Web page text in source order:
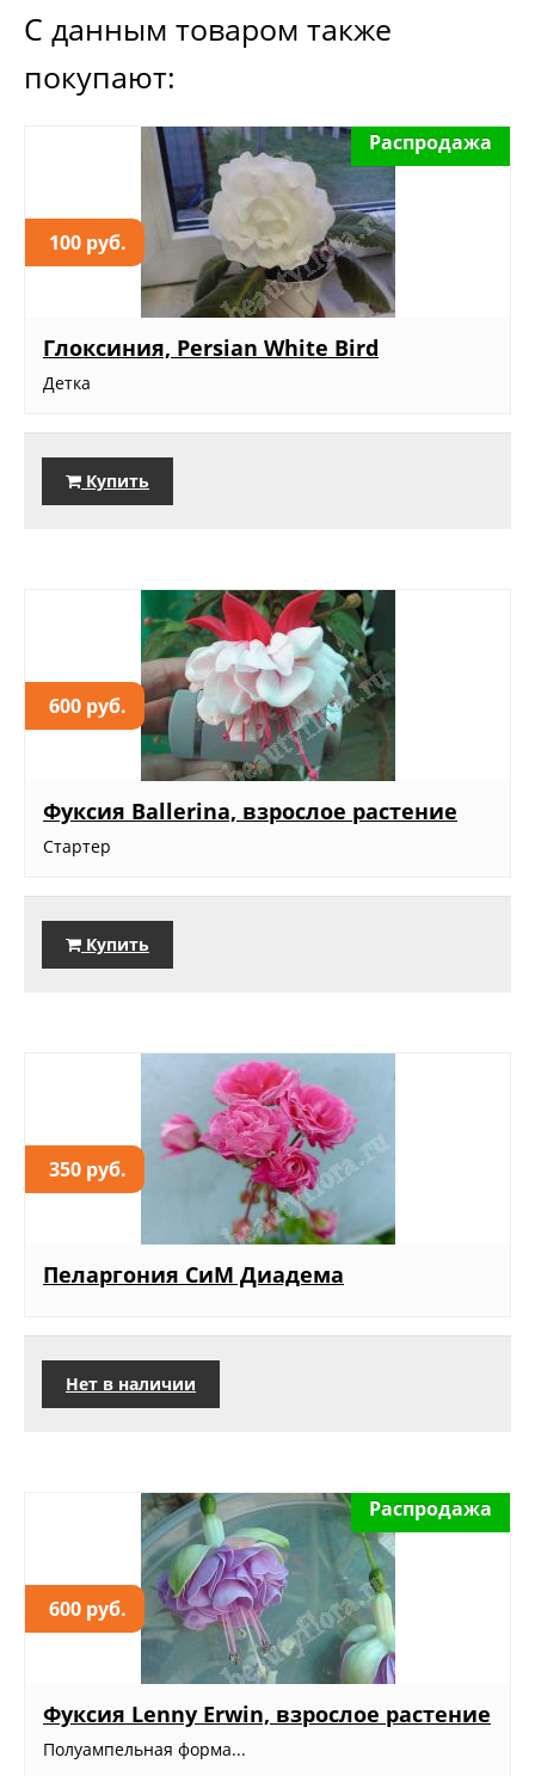
С данным товаром также
покупают:
100 руб.
Распродажа
Глоксиния, Persian White Bird
Детка
Купить
600 руб.
Фуксия Ballerina, взрослое растение
Стартер
Купить
350 руб.
Пеларгония СиМ Диадема
Нет в наличии
600 руб.
Распродажа
Фуксия Lenny Erwin, взрослое растение
Полуампельная форма...